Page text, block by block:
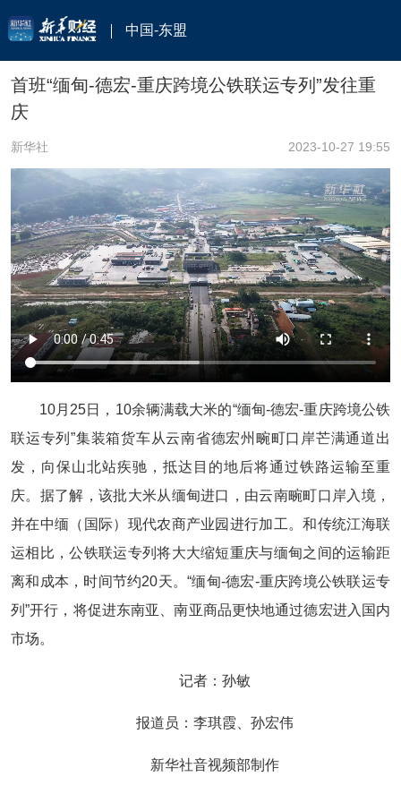
中国-东盟
首班“缅甸-德宏-重庆跨境公铁联运专列”发往重
庆
新华社 2023-10-27 19:55
10月25日，10余辆满载大米的“缅甸-德宏-重庆跨境公铁
联运专列”集装箱货车从云南省德宏州畹町口岸芒满通道出
发，向保山北站疾驰，抵达目的地后将通过铁路运输至重
庆。据了解，该批大米从缅甸进口，由云南畹町口岸入境，
并在中缅（国际）现代农商产业园进行加工。和传统江海联
运相比，公铁联运专列将大大缩短重庆与缅甸之间的运输距
离和成本，时间节约20天。“缅甸-德宏-重庆跨境公铁联运专
列”开行，将促进东南亚、南亚商品更快地通过德宏进入国内
市场。
记者：孙敏
报道员：李琪霞、孙宏伟
新华社音视频部制作